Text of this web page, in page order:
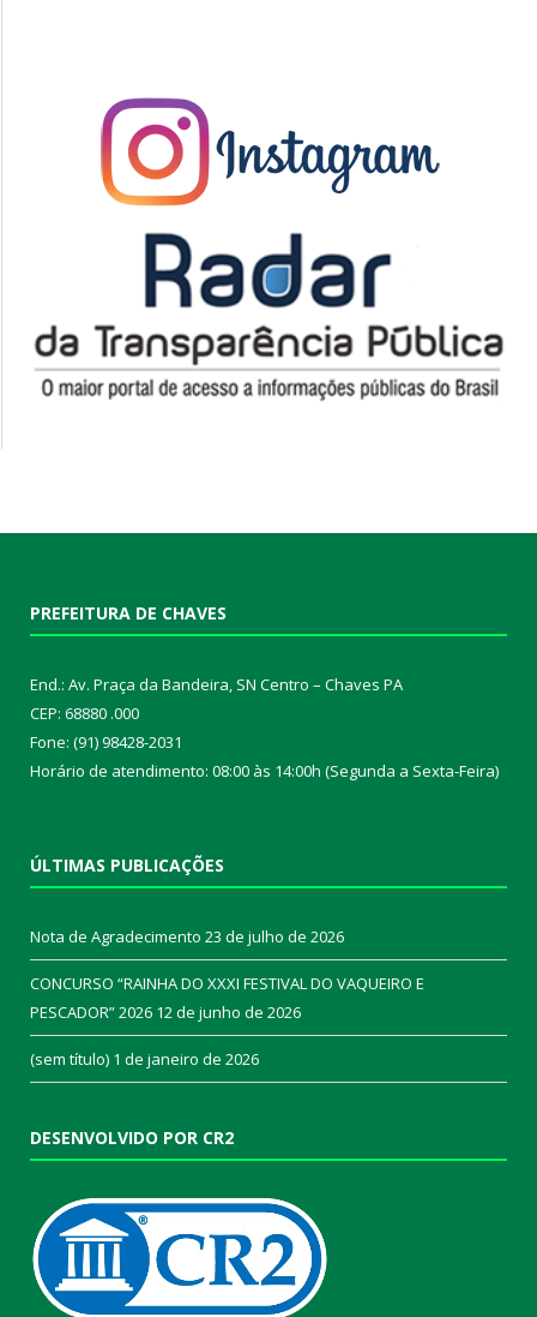
PREFEITURA DE CHAVES
End.: Av. Praça da Bandeira, SN Centro – Chaves PA
CEP: 68880 .000
Fone: (91) 98428-2031
Horário de atendimento: 08:00 às 14:00h (Segunda a Sexta-Feira)
ÚLTIMAS PUBLICAÇÕES
Nota de Agradecimento 23 de julho de 2026
CONCURSO “RAINHA DO XXXI FESTIVAL DO VAQUEIRO E
PESCADOR” 2026 12 de junho de 2026
(sem título) 1 de janeiro de 2026
DESENVOLVIDO POR CR2